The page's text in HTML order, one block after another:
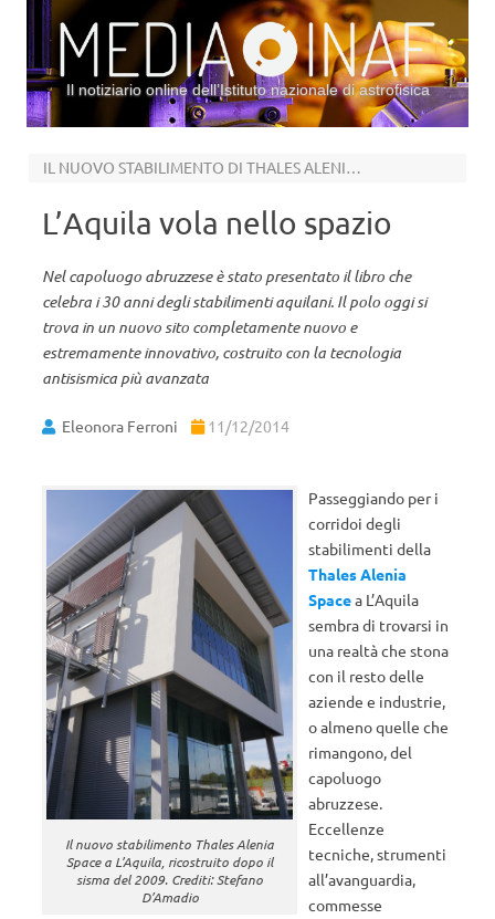
Il notiziario online dell’Istituto nazionale di astrofisica
IL NUOVO STABILIMENTO DI THALES ALENIA SPACE
L’Aquila vola nello spazio
Nel capoluogo abruzzese è stato presentato il libro che
celebra i 30 anni degli stabilimenti aquilani. Il polo oggi si
trova in un nuovo sito completamente nuovo e
estremamente innovativo, costruito con la tecnologia
antisismica più avanzata
Eleonora Ferroni 11/12/2014
Il nuovo stabilimento Thales Alenia
Space a L’Aquila, ricostruito dopo il
sisma del 2009. Crediti: Stefano
D’Amadio
Passeggiando per i
corridoi degli
stabilimenti della
Thales Alenia
Spacea L’Aquila
sembra di trovarsi in
una realtà che stona
con il resto delle
aziende e industrie,
o almeno quelle che
rimangono, del
capoluogo
abruzzese.
Eccellenze
tecniche, strumenti
all’avanguardia,
commesse